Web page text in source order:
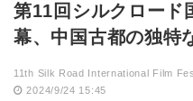
第11回シルクロード
幕、中国古都の独特
11th Silk Road International Film
2024/9/24 15:45